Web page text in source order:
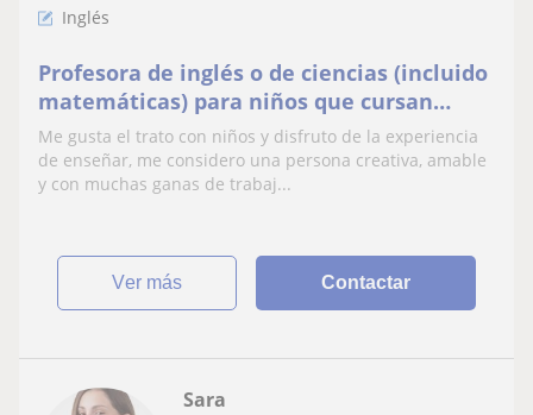
Inglés
Profesora de inglés o de ciencias (incluido
matemáticas) para niños que cursan
primaria en Gran Canaria.
Me gusta el trato con niños y disfruto de la experiencia
de enseñar, me considero una persona creativa, amable
y con muchas ganas de trabaj...
ver más Contactar
Sara